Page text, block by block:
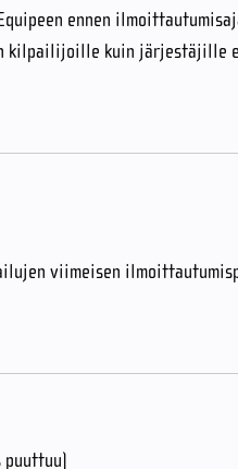
ennen
kilpailijoille kuin järjestäjille
viimeisen